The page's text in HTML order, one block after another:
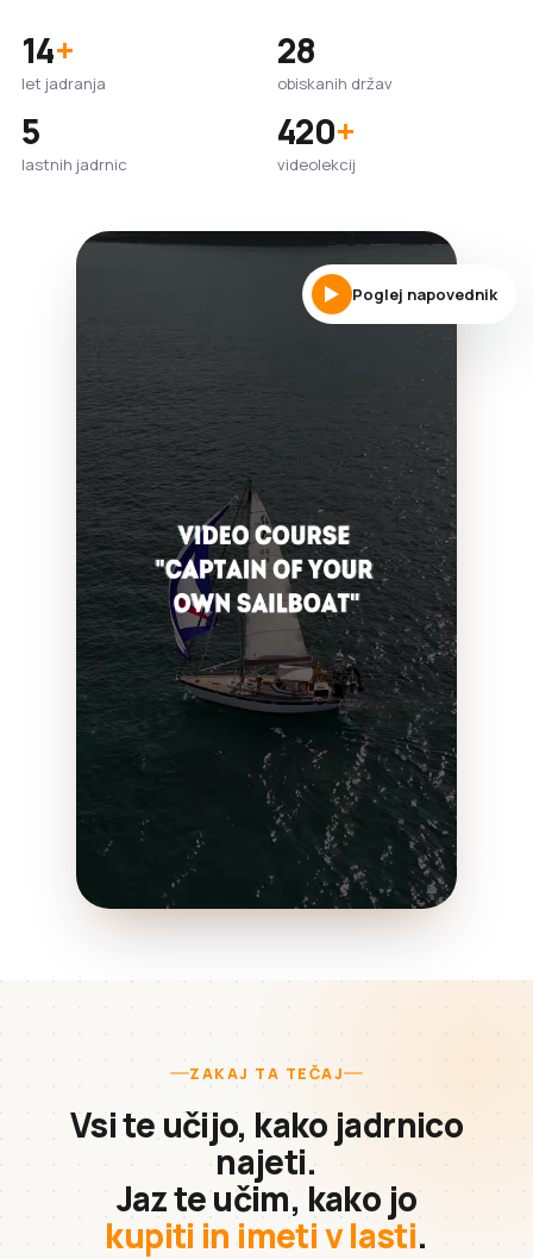
14+
let jadranja
28
obiskanih držav
5
lastnih jadrnic
420+
videolekcij
Poglej napovednik
ZAKAJ TA TEČAJ
Vsi te učijo, kako jadrnico
najeti.
Jaz te učim, kako jo
kupiti in imeti v lasti.